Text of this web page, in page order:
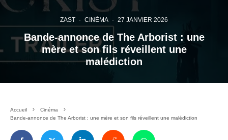
ZAST · CINÉMA · 27 JANVIER 2026
Bande-annonce de The Arborist : une
mère et son fils réveillent une
malédiction
Accueil
Cinéma
Bande-annonce de The Arborist : une mère et son fils réveillent une malédiction